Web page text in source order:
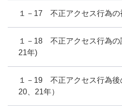
１－17 不正アクセス行為の
１－18 不正アクセス行為の
21年)
１－19 不正アクセス行為後
20、21年）